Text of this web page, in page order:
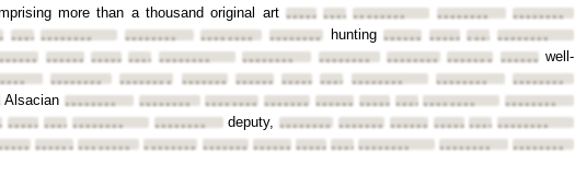
more than a thousand original art •••••••••••••••••••••••• ••••••••
••••••••
•••••••••••••••• •••••••• •••••••• •••••••• hunting••••••••••••••••••••••••••••••••
•••••••••••••••••••••••••••••••• •••••••• •••••••• •••••••• •••••••• ••••••••well-
•••••••• •••••••• •••••••• •••••••••••••••••••••••••••••••• ••••••••
••••••••
Alsacian •••••••• •••••••• •••••••• ••••••••••••••••••••••••••••••••••••••••
••••••••
•••••••••••••••••••••••• •••••••• deputy,•••••••• ••••••••••••••••••••••••••••••••••••••••
•••••••••••••••• •••••••• •••••••••••••••••••••••••••••••••••••••• ••••••••
••••••••